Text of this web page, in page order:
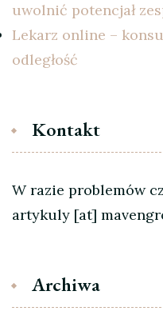
uwolnić potencjał
Lekarz online –
odległość
Kontakt
W razie problemów
artykuly [at]
Archiwa